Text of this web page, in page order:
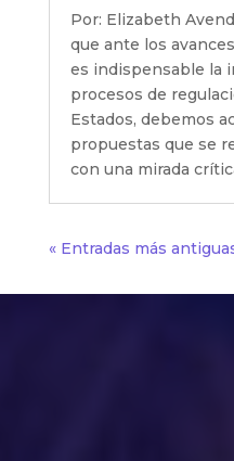
Por: Elizabeth
que ante los
es indispensable la
procesos de
Estados, debemos
propuestas que se
con una mirada
« Entradas más